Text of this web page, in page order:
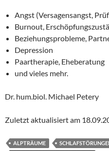
Angst (Versagensangst,
Burnout,
Beziehungsprobleme,
Depression
Paartherapie, Eheberatung
und vieles mehr.
Dr. hum.biol. Michael Petery
Zuletzt aktualisiert am
ALPTRÄUME